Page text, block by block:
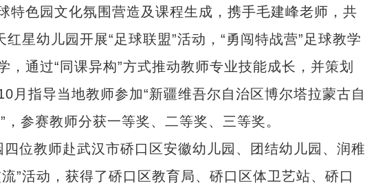
色园文化氛围营造及课程生成，携手毛建峰老师，共
星幼儿园开展“足球联盟”活动，“勇闯特战营”足球教学
通过“同课异构”方式推动教师专业技能成长，并策划
月指导当地教师参加“新疆维吾尔自治区博尔塔拉蒙古自
参赛教师分获一等奖、二等奖、三等奖。
教师赴武汉市硚口区安徽幼儿园、团结幼儿园、润稚
”活动，获得了硚口区教育局、硚口区体卫艺站、硚口